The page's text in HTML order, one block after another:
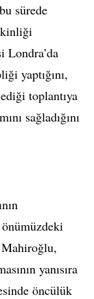
sürede
yaptığını,
toplantıya
sağladığını
yanısıra
öncülük